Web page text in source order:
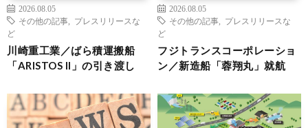
2026.08.05
その他の記事
プレスリリースな
ど
川崎重工業／ばら積運搬船
「ARISTOS II」の引き渡し
2026.08.05
その他の記事
プレスリリースな
ど
フジトランスコーポレーショ
ン／新造船「蓉翔丸」就航